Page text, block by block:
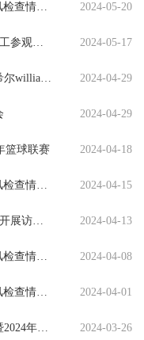
2023-2024学年威廉希尔williamhill学风检查情况通报(第十二周) 2024-05-20
寻忆校史，威廉希尔williamhill组织员工参观校史馆 2024-05-17
“携一身书香，赴一场春约”——威廉希尔williamhill携手附属西安路公司联合举办名著阅读活动 2024-04-29
2024-04-29
篮球联赛 2024-04-18
2023-2024学年威廉希尔williamhill学风检查情况通报(第七周) 2024-04-15
威廉希尔williamhill带领未就业毕业生开展访企拓岗 2024-04-13
2023-2024学年威廉希尔williamhill学风检查情况通报(第六周) 2024-04-08
2023-2024学年威廉希尔williamhill学风检查情况通报(第五周) 2024-04-01
公司开展“访企拓岗促就业”专项行动暨2024年春季专场招聘会 2024-03-26